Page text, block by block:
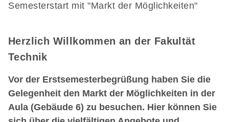
Semesterstart mit "Markt der Möglichkeiten"
Herzlich Willkommen an der Fakultät
Technik
Vor der Erstsemesterbegrüßung haben Sie die
Gelegenheit den Markt der Möglichkeiten in der
Aula (Gebäude 6) zu besuchen. Hier können Sie